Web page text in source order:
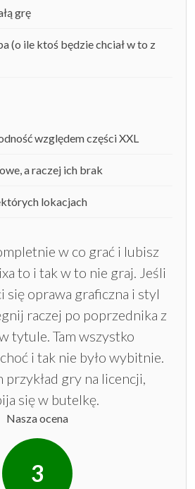
grę
(o ile ktoś będzie chciał w to z
względem części XXL
a raczej ich brak
lokacjach
w co grać i lubisz
to i tak w to nie graj. Jeśli
się oprawa graficzna i styl
raczej po poprzednika z
tytule. Tam wszystko
i tak nie było wybitnie.
przykład gry na licencji,
się w butelkę.
Nasza ocena
3